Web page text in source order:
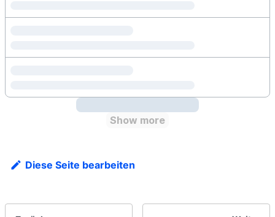
Show more
Diese Seite bearbeiten